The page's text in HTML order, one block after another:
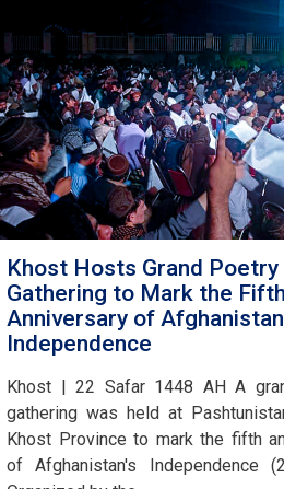
Khost Hosts Grand Poetry
Gathering to Mark the Fifth
Anniversary of
Independence
Khost | 22 Safar 1448 AH A
gathering was held at
Khost Province to mark the fifth
of Afghanistan's Independence